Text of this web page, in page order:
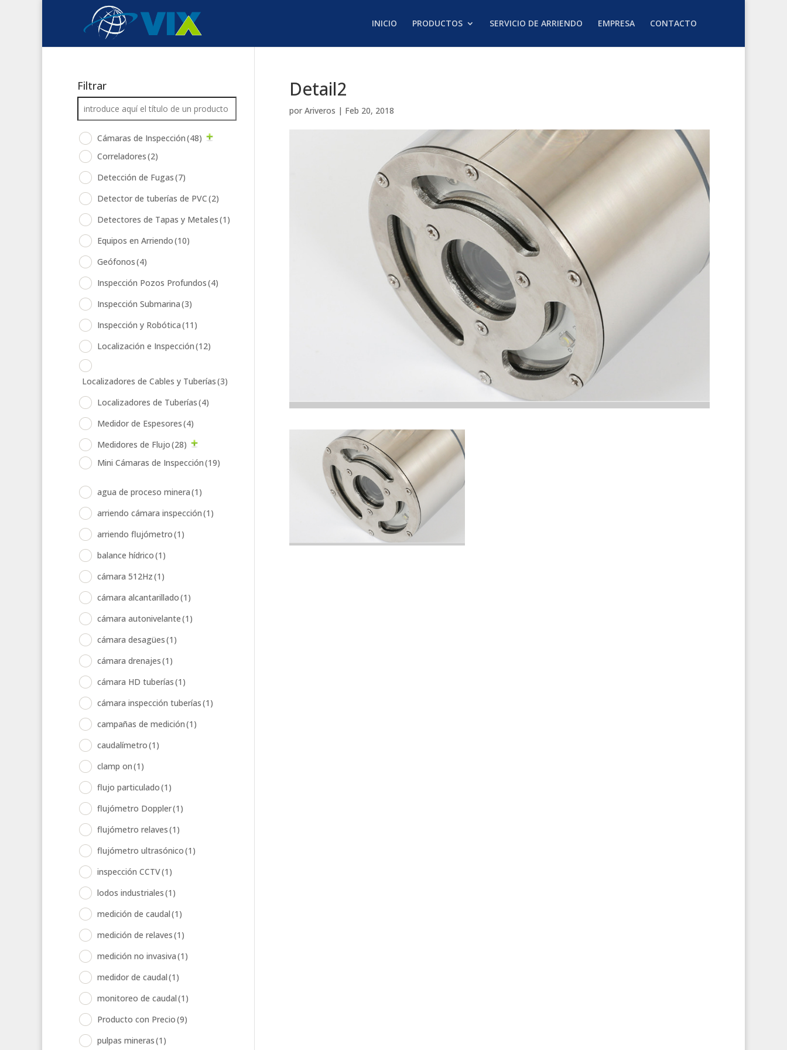
INICIO PRODUCTOS SERVICIO DE ARRIENDO EMPRESA CONTACTO
Detail2
por Ariveros | Feb 20, 2018
Filtrar
Cámaras de Inspección(48)
Correladores(2)
Detección de Fugas(7)
Detector de tuberías de PVC(2)
Detectores de Tapas y Metales(1)
Equipos en Arriendo(10)
Geófonos(4)
Inspección Pozos Profundos(4)
Inspección Submarina(3)
Inspección y Robótica(11)
Localización e Inspección(12)
Localizadores de Cables y Tuberías(3)
Localizadores de Tuberías(4)
Medidor de Espesores(4)
Medidores de Flujo(28)
Mini Cámaras de Inspección(19)
agua de proceso minera(1)
arriendo cámara inspección(1)
arriendo flujómetro(1)
balance hídrico(1)
cámara 512Hz(1)
cámara alcantarillado(1)
cámara autonivelante(1)
cámara desagües(1)
cámara drenajes(1)
cámara HD tuberías(1)
cámara inspección tuberías(1)
campañas de medición(1)
caudalímetro(1)
clamp on(1)
flujo particulado(1)
flujómetro Doppler(1)
flujómetro relaves(1)
flujómetro ultrasónico(1)
inspección CCTV(1)
lodos industriales(1)
medición de caudal(1)
medición de relaves(1)
medición no invasiva(1)
medidor de caudal(1)
monitoreo de caudal(1)
Producto con Precio(9)
pulpas mineras(1)